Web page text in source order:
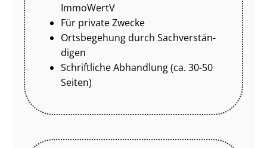
ImmoWertV
Für private Zwecke
Ortsbegehung durch Sach­ver­stän­
di­gen
Schriftliche Abhandlung (ca. 30-50
Seiten)